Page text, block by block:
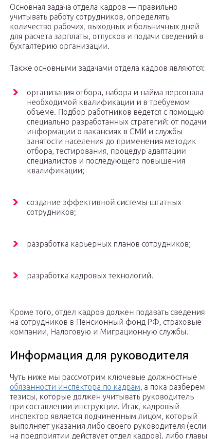
Основная задача отдела кадров — правильно
учитывать работу сотрудников, определять
количество рабочих, выходных и больничных дней
для расчета зарплаты, отпусков и подачи сведений в
бухгалтерию организации.
Также основными задачами отдела кадров являются:
организация отбора, набора и найма персонала
необходимой квалификации и в требуемом
объеме. Подбор работников ведется с помощью
специально разработанных стратегий: от подачи
информации о вакансиях в СМИ и службы
занятости населения до применения методик
отбора, тестирования, процедур адаптации
специалистов и последующего повышения
квалификации;
создание эффективной системы штатных
сотрудников;
разработка карьерных планов сотрудников;
разработка кадровых технологий.
Кроме того, отдел кадров должен подавать сведения
на сотрудников в Пенсионный фонд РФ, страховые
компании, Налоговую и Миграционную службы.
Информация для руководителя
Чуть ниже мы рассмотрим ключевые должностные
обязанности инспектора по кадрам, а пока разберем
тезисы, которые должен учитывать руководитель
при составлении инструкции. Итак, кадровый
инспектор является подчиненным лицом, который
выполняет указания либо своего руководителя (если
на предприятии действует отдел кадров), либо главы